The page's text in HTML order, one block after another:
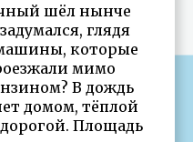
шёл нынче
глядя
которые
мимо
В дождь
домом, тёплой
Площадь